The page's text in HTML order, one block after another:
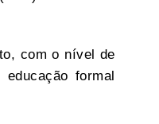
com o nível de
formal